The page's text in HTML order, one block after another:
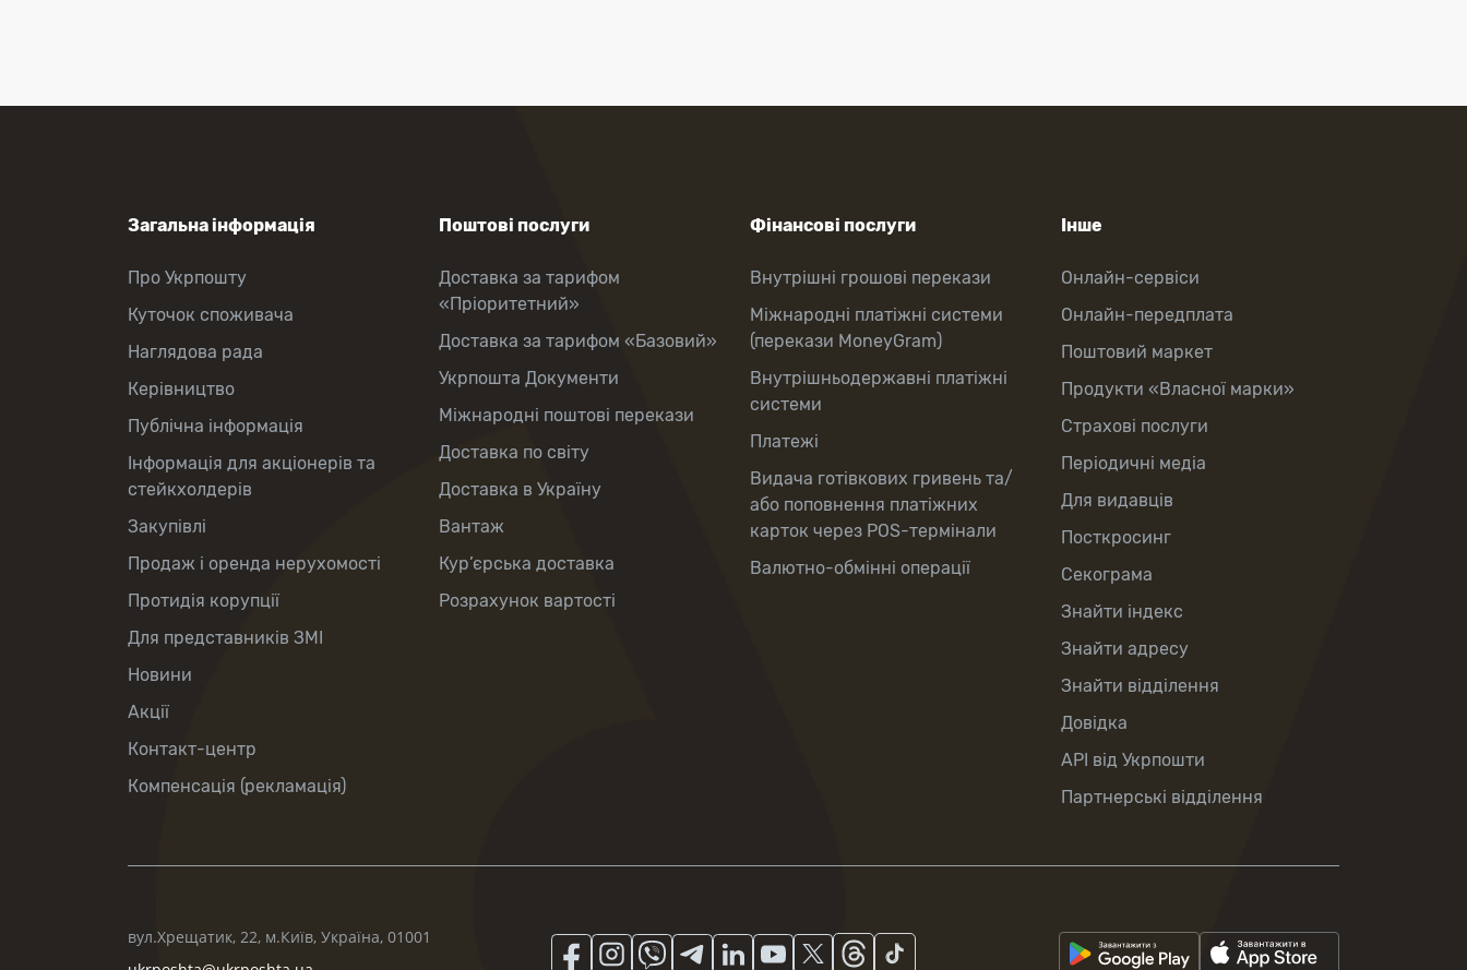
Загальна інформація
Про Укрпошту
Куточок споживача
Наглядова рада
Керівництво
Публічна інформація
Інформація для акціонерів та
стейкхолдерів
Закупівлі
Продаж і оренда нерухомості
Протидія корупції
Для представників ЗМІ
Новини
Акції
Контакт-центр
Компенсація (рекламація)
Поштові послуги
Доставка за тарифом
«Пріоритетний»
Доставка за тарифом «Базовий»
Укрпошта Документи
Міжнародні поштові перекази
Доставка по світу
Доставка в Україну
Вантаж
Кур’єрська доставка
Розрахунок вартості
Фінансові послуги
Внутрішні грошові перекази
Міжнародні платіжні системи
(перекази MoneyGram)
Внутрішньодержавні платіжні
системи
Платежі
Видача готівкових гривень та/
або поповнення платіжних
карток через POS-термінали
Валютно-обмінні операції
Інше
Онлайн-сервіси
Онлайн-передплата
Поштовий маркет
Продукти «Власної марки»
Страхові послуги
Періодичні медіа
Для видавців
Посткросинг
Секограма
Знайти індекс
Знайти адресу
Знайти відділення
Довідка
API від Укрпошти
Партнерські відділення
вул.Хрещатик, 22, м.Київ, Україна, 01001